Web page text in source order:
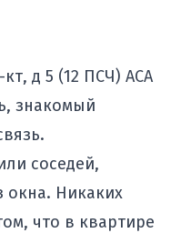
д 5 (12 ПСЧ) АСА
знакомый
соседей,
окна. Никаких
что в квартире